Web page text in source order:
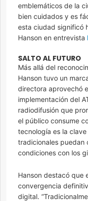
emblemáticos de la
bien cuidados y es
esta ciudad significó
Hanson en entrevista
SALTO AL FUTURO
Más allá del
Hanson tuvo un
directora aprovechó
implementación del
radiodifusión que
el público consume
tecnología es la
tradicionales puedan
condiciones con los
Hanson destacó que
convergencia
digital.